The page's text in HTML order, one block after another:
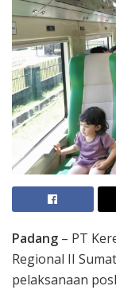
Padang – PT
Regional II
pelaksanaan